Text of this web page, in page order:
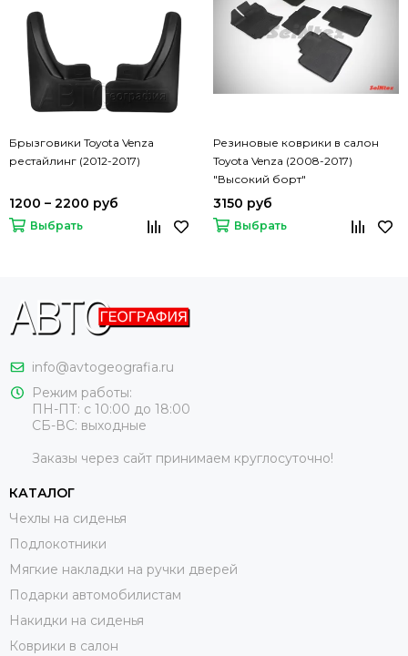
Брызговики Toyota Venza
рестайлинг (2012-2017)
1200 – 2200 руб
Выбрать
Резиновые коврики в салон
Toyota Venza (2008-2017)
"Высокий борт"
3150 руб
Выбрать
info@avtogeografia.ru
Режим работы:
ПН-ПТ: с 10:00 до 18:00
СБ-ВС: выходные
Заказы через сайт принимаем круглосуточно!
КАТАЛОГ
Чехлы на сиденья
Подлокотники
Мягкие накладки на ручки дверей
Подарки автомобилистам
Накидки на сиденья
Коврики в салон